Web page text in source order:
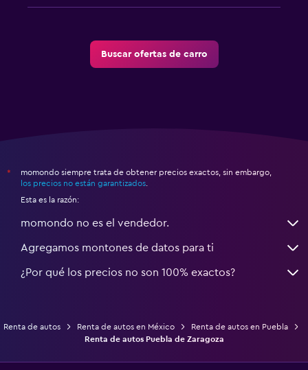
Buscar ofertas de carro
*
momondo siempre trata de obtener precios exactos, sin embargo,
los precios no están garantizados
Esta es la razón:
momondo no es el vendedor.
Agregamos montones de datos para ti
¿Por qué los precios no son 100% exactos?
Renta de autos Renta de autos en México
Renta de autos en Puebla
Renta de autos Puebla de Zaragoza